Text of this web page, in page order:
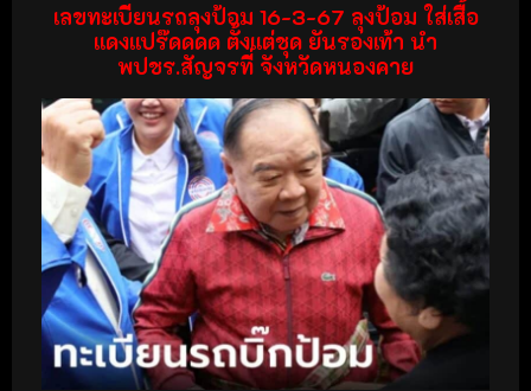
เลขทะเบียนรถลุงป้อม 16-3-67 ลุงป้อม ใส่เสื้อ
แดงแปร๊ดดดด ตั้งแต่ชุด ยันรองเท้า นำ
พปชร.สัญจรที่ จังหวัดหนองคาย